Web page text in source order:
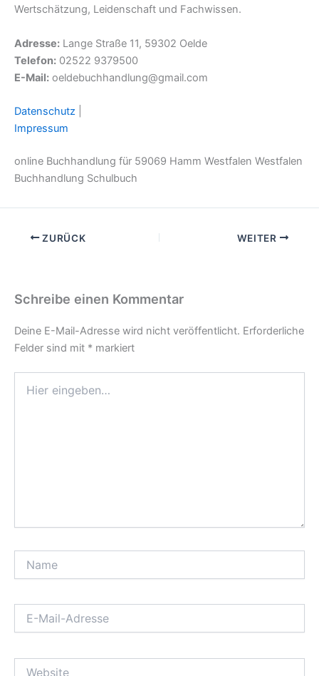
Wertschätzung, Leidenschaft und Fachwissen.
Adresse: Lange Straße 11, 59302 Oelde
Telefon: 02522 9379500
E-Mail: oeldebuchhandlung@gmail.com
Datenschutz
Impressum
online Buchhandlung für 59069 Hamm Westfalen Westfalen
Buchhandlung Schulbuch
ZURÜCK WEITER
Schreibe einen Kommentar
Deine E-Mail-Adresse wird nicht veröffentlicht. Erforderliche
Felder sind mit * markiert
eingeben…
Mail-